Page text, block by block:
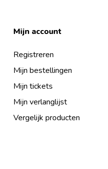
Mijn account
Registreren
Mijn bestellingen
Mijn tickets
Mijn verlanglijst
Vergelijk producten